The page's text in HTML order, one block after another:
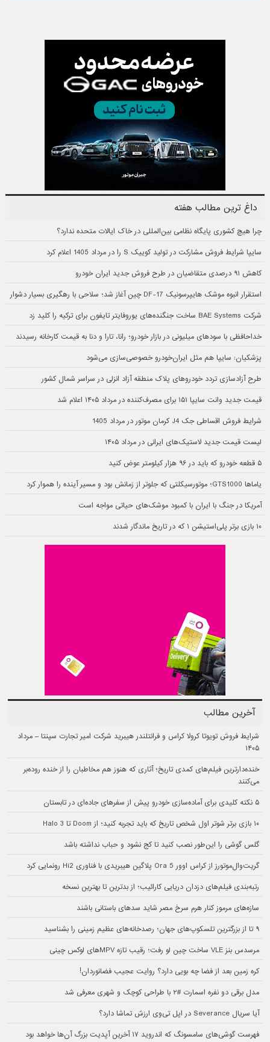
داغ ترین مطالب هفته
چرا هیچ کشوری پایگاه نظامی بین‌المللی در خاک ایالات متحده ندارد؟
سایپا شرایط فروش مشارکت در تولید کوییک S را در مرداد 1405 اعلام کرد
کاهش ۹۱ درصدی متقاضیان در طرح فروش جدید ایران خودرو
استقرار انبوه موشک هایپرسونیک DF-17 چین آغاز شد؛ سلاحی با رهگیری بسیار دشوار
شرکت BAE Systems ساخت جنگنده‌های یوروفایتر تایفون برای ترکیه را کلید زد
خداحافظی با سودهای میلیونی در بازار خودرو؛ رانا، تارا و دنا به قیمت کارخانه رسیدند
پزشکیان: سایپا هم مثل ایران‌خودرو خصوصی‌سازی می‌شود
طرح آزادسازی تردد خودروهای پلاک منطقه آزاد انزلی در سراسر شمال کشور
قیمت جدید وانت سایپا ۱۵۱ برای مصرف‌کننده در مرداد ۱۴۰۵ اعلام شد
شرایط فروش اقساطی جک J4 کرمان موتور در مرداد 1405
لیست قیمت جدید لاستیک‌های ایرانی در مرداد ۱۴۰۵
۵ قطعه خودرو که باید در ۹۶ هزار کیلومتر عوض کنید
یاماها GTS1000؛ موتورسیکلتی که جلوتر از زمانش بود و مسیر آینده را هموار کرد
آمریکا در جنگ با ایران با کمبود موشک‌های حیاتی مواجه است
۱۰ بازی برتر پلی‌استیشن ۱ که در تاریخ ماندگار شدند
آخرین مطالب
شرایط فروش تویوتا کرولا کراس و فرانتلندر هیبرید شرکت امیر تجارت سپنتا – مرداد
۱۴۰۵
خنده‌دارترین فیلم‌های کمدی تاریخ؛ آثاری که هنوز هم مخاطبان را از خنده روده‌بر
می‌کنند
۵ نکته کلیدی برای آماده‌سازی خودرو پیش از سفرهای جاده‌ای در تابستان
۱۰ بازی برتر شوتر اول شخص تاریخ که باید تجربه کنید؛ از Doom تا Halo 3
گلس گوشی را این‌طور نصب کنید تا کج نشود و حباب نداشته باشد
گریت‌وال‌موتورز از کراس اوور Ora 5 پلاگین هیبریدی با فناوری Hi2 رونمایی کرد
رتبه‌بندی فیلم‌های دزدان دریایی کارائیب؛ از بدترین تا بهترین نسخه
سازه‌های مرموز کنار هرم سرخ مصر شاید سدهای باستانی باشند
۹ تا از بزرگترین تلسکوپ‌های جهان؛ رصدخانه‌های عظیم زمینی را بشناسید
مرسدس بنز VLE ساخت چین لو رفت؛ رقیب تازه MPVهای لوکس چینی
کره زمین بعد از فضا چه بویی دارد؟ روایت عجیب فضانوردان!
مدل برقی دو نفره اسمارت #۲ با طراحی کوچک و شهری معرفی شد
آیا سریال Severance در اپل تی‌وی ارزش تماشا دارد؟
فهرست گوشی‌های سامسونگ که اندروید ۱۷ آخرین آپدیت بزرگ آن‌ها خواهد بود